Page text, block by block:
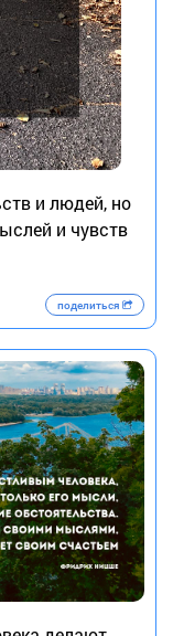
и людей, но
и чувств
поделиться